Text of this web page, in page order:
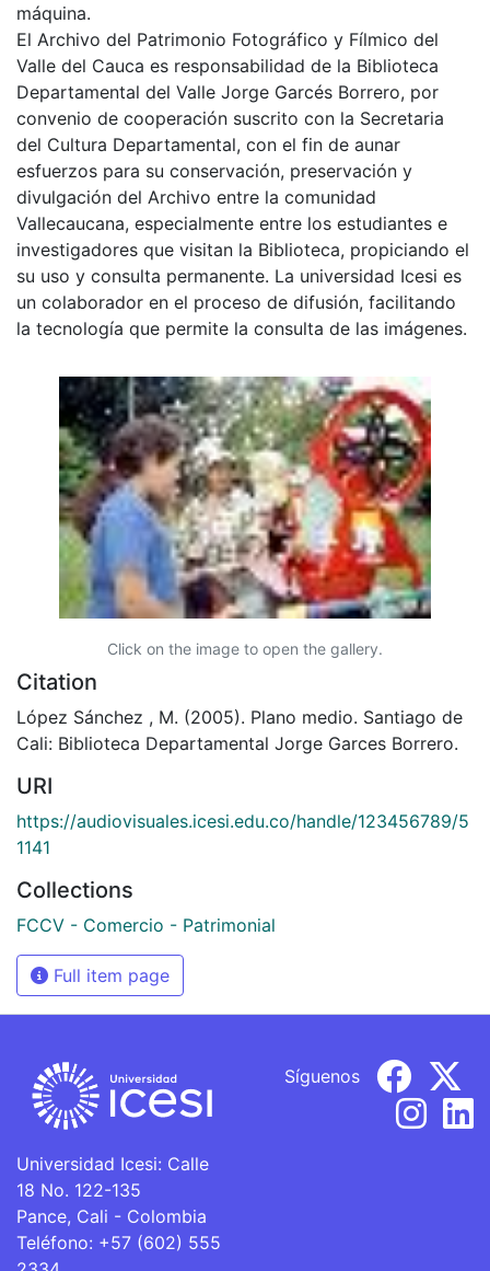
máquina.
El Archivo del Patrimonio Fotográfico y Fílmico del
Valle del Cauca es responsabilidad de la Biblioteca
Departamental del Valle Jorge Garcés Borrero, por
convenio de cooperación suscrito con la Secretaria
del Cultura Departamental, con el fin de aunar
esfuerzos para su conservación, preservación y
divulgación del Archivo entre la comunidad
Vallecaucana, especialmente entre los estudiantes e
investigadores que visitan la Biblioteca, propiciando el
su uso y consulta permanente. La universidad Icesi es
un colaborador en el proceso de difusión, facilitando
la tecnología que permite la consulta de las imágenes.
Click on the image to open the gallery.
Citation
López Sánchez , M. (2005). Plano medio. Santiago de
Cali: Biblioteca Departamental Jorge Garces Borrero.
URI
https://audiovisuales.icesi.edu.co/handle/123456789/5
1141
Collections
FCCV - Comercio - Patrimonial
Full item page
Universidad Icesi: Calle
18 No. 122-135
Pance, Cali - Colombia
Teléfono: +57 (602) 555
Síguenos